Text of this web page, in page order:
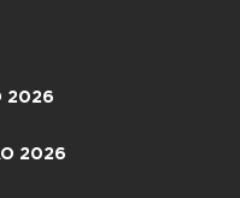
2026
2026